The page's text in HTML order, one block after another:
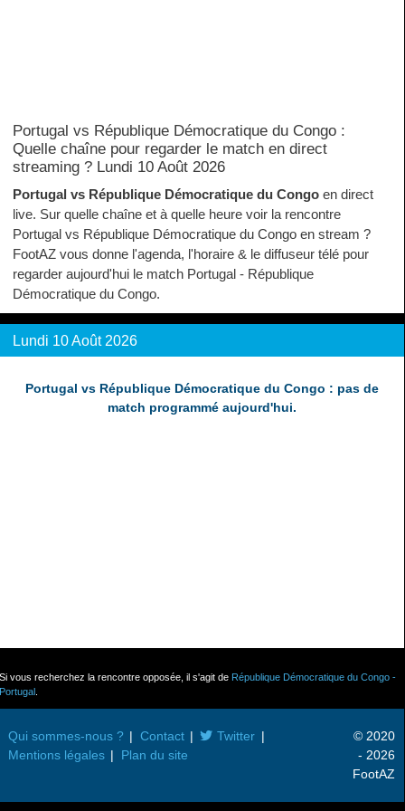
Portugal vs République Démocratique du Congo :
Quelle chaîne pour regarder le match en direct
streaming ? Lundi 10 Août 2026
Portugal vs République Démocratique du Congo en direct
live. Sur quelle chaîne et à quelle heure voir la rencontre
Portugal vs République Démocratique du Congo en stream ?
FootAZ vous donne l'agenda, l'horaire & le diffuseur télé pour
regarder aujourd'hui le match Portugal - République
Démocratique du Congo.
Lundi 10 Août 2026
Portugal vs République Démocratique du Congo : pas de
match programmé aujourd'hui.
Si vous recherchez la rencontre opposée, il s'agit de République Démocratique du Congo -
Portugal
Qui sommes-nous ? Contact
Twitter
Mentions légales
Plan du site
© 2020
- 2026
FootAZ